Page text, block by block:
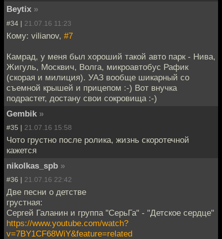
Beytix »
#34 | 21.07.16 11:23
Кому: vilianov, #7
Камрад, у меня был хороший такой авто парк - Нива,
Жигуль, Москвич, Волга, микроавтобус Рафик
(скорая и милиция). УАЗ вообще шикарный со
съемной крышей и прицепом :-) Вот внучка
подрастет, достану свои сокровища :-)
Gembik »
#35 | 21.07.16 15:58
Чото грустно после ролика, жизнь скоротечной
кажется
nikolkas_spb »
#36 | 21.07.16 22:42
Две песни о детстве
грустная:
Сергей Галанин и группа "СерьГа" - "Детское сердце"
https://www.youtube.com/watch?
v=7BY1CF68WiY&feature=related